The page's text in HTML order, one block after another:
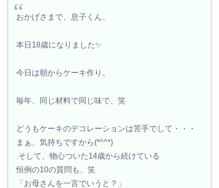
おかげさまで、息子くん、
本日18歳になりました✨
今日は朝からケーキ作り。
毎年、同じ材料で同じ味で、笑
どうもケーキのデコレーションは苦手でして・・・
まぁ、気持ちですから(*^^*)
そして、物心ついた14歳から続けている
恒例の10の質問も、笑
「お母さんを一言でいうと？」